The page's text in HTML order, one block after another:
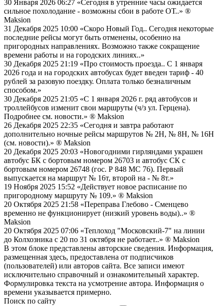
30 Января 2026 06:27 «Сегодня в утренние часы ожидается
сильное похолодание - возможны сбои в работе ОТ..» ®
Maksion
31 Декабря 2025 10:00 «Скоро Новый Год.. Сегодня некоторые
последние рейсы могут быть отменены, особенно на
пригородных направлениях. Возможно также сокращение
времени работы и на городских линиях..»
30 Декабря 2025 21:19 «Про стоимость проезда.. С 1 января
2026 года и на городских автобусах будет введен тариф - 40
рублей за разовую поездку. Оплата только безналичным
способом.»
30 Декабря 2025 21:05 «С 1 января 2026 г. ряд автобусов и
троллейбусов изменит свои маршруты (ч/з ул. Герцена).
Подробнее см. новости.» ® Maksion
26 Декабря 2025 22:35 «Сегодня и завтра работают
дополнительно ночные рейсы маршрутов № 2Н, № 8Н, № 16Н
(см. новости).» ® Maksion
20 Декабря 2025 20:03 «Новогодними гирляндами украшен
автобус БК с бортовым номером 26703 и автобус СК с
бортовым номером 26748 (гос. Р 848 МС 76). Первый
выпускается на маршрут № 16т, второй на - № 8т.»
19 Ноября 2025 15:52 «Действует новое расписание по
пригородному маршруту № 109.» ® Maksion
20 Октября 2025 21:58 «Переправа Глебово - Сменцево
временно не функционирует (низкий уровень воды)..» ®
Maksion
20 Октября 2025 07:06 «Теплоход "Московский-7" на линии
до Колхозника с 20 по 31 октября не работает..» ® Maksion
В этом блоке представлены авторские сведения. Информация,
размещенная здесь, предоставлена от подписчиков
(пользователей) или авторов сайта. Все записи имеют
исключительно справочный и ознакомительный характер.
Формулировка текста на усмотрение автора. Информация о
времени указывается примерно.
Поиск по сайту